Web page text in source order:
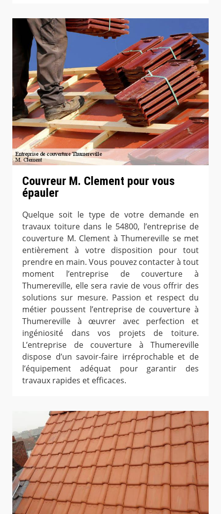
Couvreur M. Clement pour vous
épauler
Quelque soit le type de votre demande en
travaux toiture dans le 54800, l’entreprise de
couverture M. Clement à Thumereville se met
entièrement à votre disposition pour tout
prendre en main. Vous pouvez contacter à tout
moment l’entreprise de couverture à
Thumereville, elle sera ravie de vous offrir des
solutions sur mesure. Passion et respect du
métier poussent l’entreprise de couverture à
Thumereville à œuvrer avec perfection et
ingéniosité dans vos projets de toiture.
L’entreprise de couverture à Thumereville
dispose d’un savoir-faire irréprochable et de
l’équipement adéquat pour garantir des
travaux rapides et efficaces.